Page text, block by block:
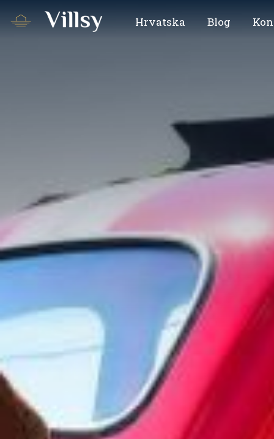
Hrvatska Blog